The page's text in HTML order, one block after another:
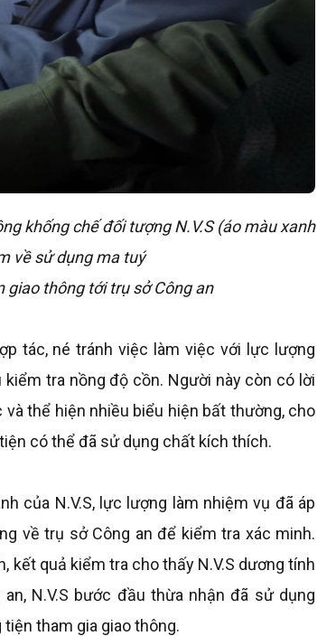
khống chế đối tượng N.V.S (áo màu xanh
về sử dụng ma tuý
thông tới trụ sở Công an
tác, né tránh việc làm việc với lực lượng
tra nồng độ cồn. Người này còn có lời
thể hiện nhiều biểu hiện bất thường, cho
có thể đã sử dụng chất kích thích.
của N.V.S, lực lượng làm nhiệm vụ đã áp
về trụ sở Công an để kiểm tra xác minh.
kết quả kiểm tra cho thấy N.V.S dương tính
N.V.S bước đầu thừa nhận đã sử dụng
tham gia giao thông.